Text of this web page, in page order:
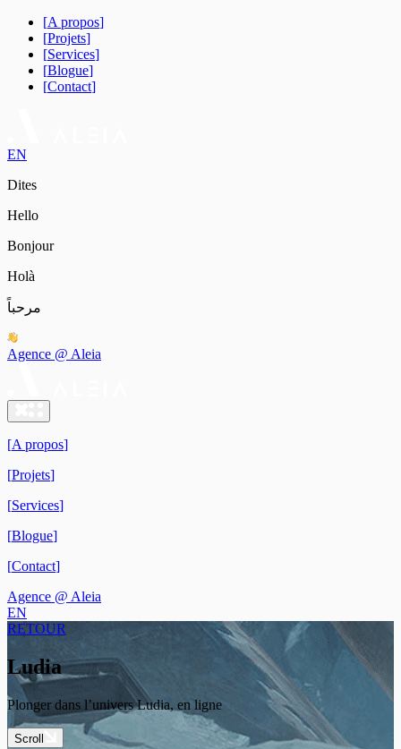
[A propos]
[Projets]
[Services]
[Blogue]
[Contact]
EN
Dites
Hello
Bonjour
Holà
مرحباً
Agence @ Aleia
[A propos]
[Projets]
[Services]
[Blogue]
[Contact]
Agence @ Aleia
EN
RETOUR
Ludia
Plonger dans l’univers Ludia, en ligne
Scroll